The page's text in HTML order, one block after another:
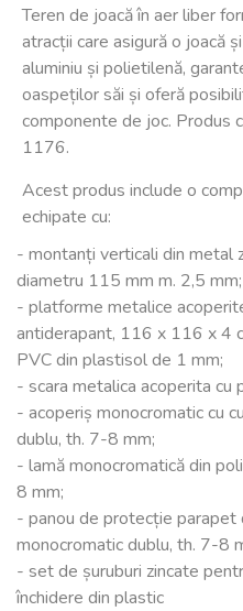
Teren de joacă în aer liber
atracții care asigură o joacă
aluminiu și polietilenă,
oaspeților săi și oferă
componente de joc. Produs
1176.
Acest produs include o
echipate cu:
- montanți verticali din metal
diametru 115 mm m. 2,5 mm;
- platforme metalice
antiderapant, 116 x 116 x 4
PVC din plastisol de 1 mm;
- scara metalica acoperita cu
- acoperiș monocromatic cu
dublu, th. 7-8 mm;
- lamă monocromatică din
8 mm;
- panou de protecție
monocromatic dublu, th. 7-8
- set de șuruburi zincate
închidere din plastic